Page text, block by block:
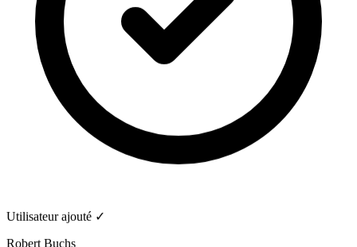
Utilisateur ajouté ✓
Robert Buchs